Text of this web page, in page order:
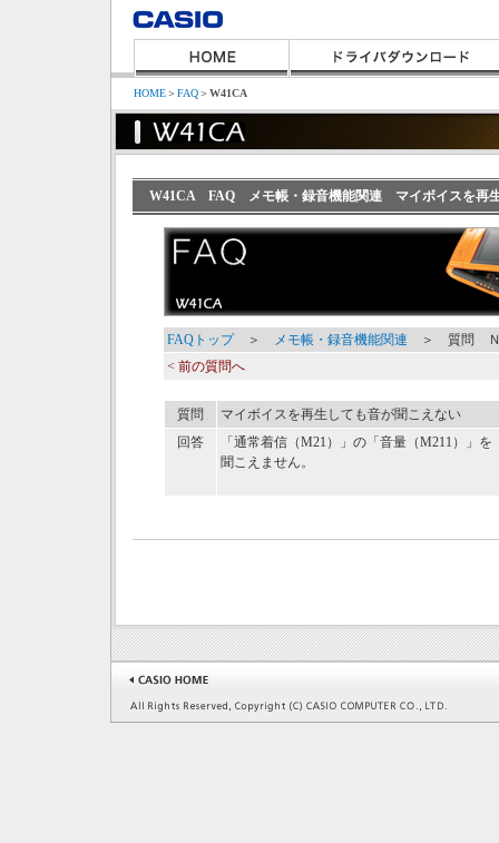
HOME＞FAQ＞W41CA
W41CA FAQ メモ帳・録音機能関連 マイボイスを再
FAQトップ＞ メモ帳・録音機能関連 ＞ 質問 Ｎ
< 前の質問へ
質問
マイボイスを再生しても音が聞こえない
回答
「通常着信（M21）」の「音量（M211）」
聞こえません。